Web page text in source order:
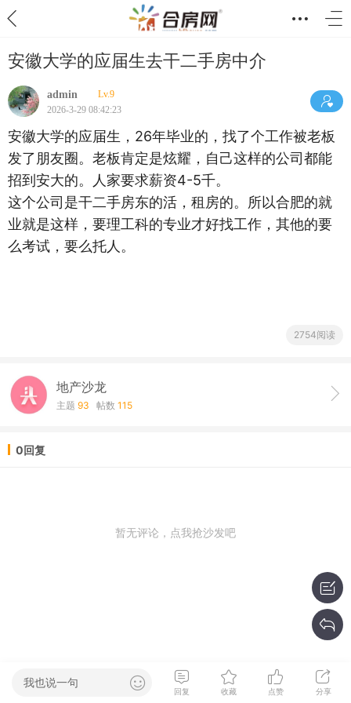
安徽大学的应届生去干二手房中介
admin
Lv.9
2026-3-29 08:42:23
安徽大学的应届生，26年毕业的，找了个工作被老板
发了朋友圈。老板肯定是炫耀，自己这样的公司都能
招到安大的。人家要求薪资4-5千。
这个公司是干二手房东的活，租房的。所以合肥的就
业就是这样，要理工科的专业才好找工作，其他的要
么考试，要么托人。
2754阅读
地产沙龙
主题 93 帖数 115
0回复
暂无评论，点我抢沙发吧
我也说一句
回复 收藏 点赞 分享